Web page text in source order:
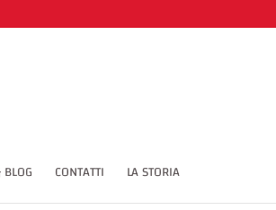
6 4.5 9 10.5 1') span CodePenChallenge
CONTATTI LA STORIA